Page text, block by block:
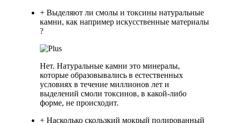
+ Выделяют ли смолы и токсины натуральные
камни, как например искусственные материалы
?
Нет. Натуральные камни это минералы,
которые образовывались в естественных
условиях в течение миллионов лет и
выделений смоли токсинов, в какой-либо
форме, не происходит.
+ Насколько скользкий мокрый полированный